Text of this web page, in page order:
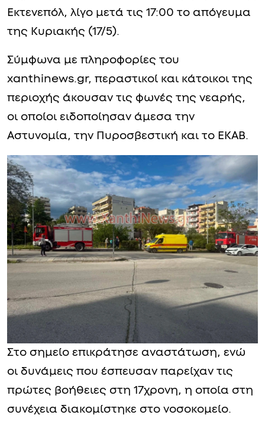
Εκτενεπόλ, λίγο μετά τις 17:00 το απόγευμα
της Κυριακής (17/5).
Σύμφωνα με πληροφορίες του
xanthinews.gr, περαστικοί και κάτοικοι της
περιοχής άκουσαν τις φωνές της νεαρής,
οι οποίοι ειδοποίησαν άμεσα την
Αστυνομία, την Πυροσβεστική και το ΕΚΑΒ.
Στο σημείο επικράτησε αναστάτωση, ενώ
οι δυνάμεις που έσπευσαν παρείχαν τις
πρώτες βοήθειες στη 17χρονη, η οποία στη
συνέχεια διακομίστηκε στο νοσοκομείο.